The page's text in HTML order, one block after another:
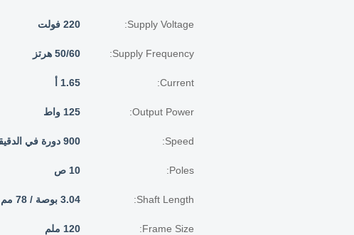
Supply Voltage: 220 فولت
Supply Frequency: 50/60 هرتز
Current: 1.65 أ
Output Power: 125 واط
Speed: 900 دورة في الدقيقة
Poles: 10 ص
Shaft Length: 3.04 بوصة / 78 مم
Frame Size: 120 ملم